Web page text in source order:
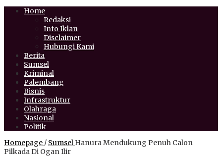
Home
Redaksi
Info Iklan
Disclaimer
Hubungi Kami
Berita
Sumsel
Kriminal
Palembang
Bisnis
Infrastruktur
Olahraga
Nasional
Politik
Homepage / Sumsel Hanura Mendukung Penuh Calon
Pilkada Di Ogan Ilir